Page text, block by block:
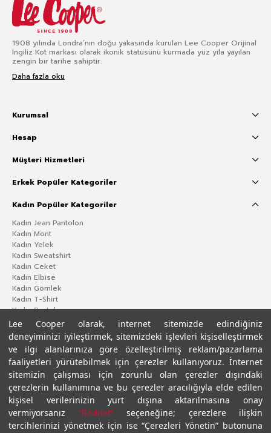
Lee Cooper olarak, internet sitemizde edindiğiniz
deneyiminizi iyileştirmek, sitemizdeki işlevleri kişiselleştirmek
ve ilgi alanlarınıza göre özelleştirilmiş reklam/pazarlama
faaliyetleri yürütebilmek için çerezler kullanıyoruz. İnternet
sitemizin çalışması için zorunlu olan çerezler dışındaki
çerezlerin kullanımına ve bu çerezler aracılığıyla elde edilen
kişisel verilerinizin yurt dışına aktarılmasına onay
vermiyorsanız “Reddet”seçeneğine; çerezlere ilişkin
tercihlerinizi yönetmek için ise “Çerezleri Yönetin” butonuna
1908 yılında Londra’nın doğu yakasında kurulan Lee Cooper Orijinal
İngiliz Kot markası olarak ikonik statüsünü kurmada yüz yıla yayılan
zengin bir tarihe sahiptir.
Daha fazla oku
Kurumsal
Hesap
Müşteri Hizmetleri
Erkek Popüler Kategoriler
Kadın Popüler Kategoriler
Kadın Jean Pantolon
Kadın Mont
Kadın Yelek
Kadın Sweatshirt
Kadın Ceket
Kadın Elbise
Kadın Gömlek
Kadın T-Shirt
Kadın Pantolon
Gizlilik PolitikasıÇerez PolitikasıKVKK Aydınlatma MetniŞartlar ve Koşullar